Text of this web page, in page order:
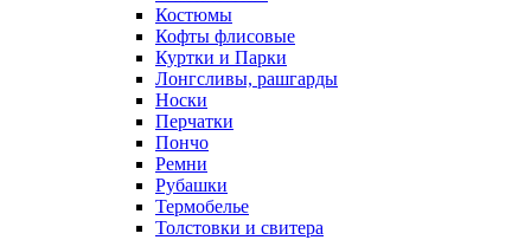
Костюмы
Кофты флисовые
Куртки и Парки
Лонгсливы, рашгарды
Носки
Перчатки
Пончо
Ремни
Рубашки
Термобелье
Толстовки и свитера